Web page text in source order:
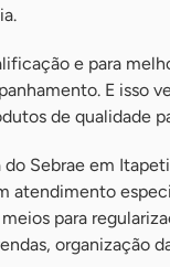
e para
E isso
de qualidade
Sebrae em
atendimento
para
organização